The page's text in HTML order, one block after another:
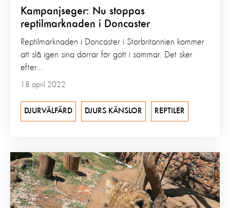
Kampanjseger: Nu stoppas
reptilmarknaden i Doncaster
18 april 2022
Reptilmarknaden i Doncaster i Storbritannien kommer
att slå igen sina dörrar för gott i sommar. Det sker
efter...
DJURVÄLFÄRD DJURS KÄNSLOR REPTILER